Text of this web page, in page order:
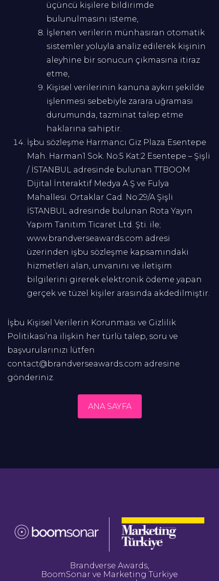
üçüncü kişilere bildirimde
bulunulmasını isteme,
İşlenen verilerin münhasıran otomatik
sistemler yoluyla analiz edilerek kişinin
aleyhine bir sonucun çıkmasına itiraz
etme,
Kişisel verilerinin kanuna aykırı şekilde
işlenmesi sebebiyle zarara uğraması
durumunda, tazminat talep etme
haklarına sahiptir.
İşbu sözleşme Harmancı Giz Plaza Esentepe
Mah. Harman1 Sok. No:5 Kat:2 Esentepe – Şişli
/ İSTANBUL adresinde bulunan TTBOOM
Dijital İnteraktif Medya A.Ş ve Fulya
Mahallesi. Ortaklar Cad. No:29/A Şişli
İSTANBUL adresinde bulunan Rota Yayın
Yapım Tanıtım Ticaret Ltd. Şti. ile;
www.brandverseawards.com adresi
üzerinden işbu sözleşme kapsamındaki
hizmetleri alan, unvanını ve iletişim
bilgilerini girerek elektronik ödeme yapan
gerçek ve tüzel kişiler arasında akdedilmiştir.
İşbu Kişisel Verilerin Korunması ve Gizlilik
Politikası’na ilişkin her türlü talep, soru ve
başvurularınızı lütfen
contact@brandverseawards.com adresine
gönderiniz.
ANA SAYFA
Brandverse Awards,
BoomSonar ve Marketing Türkiye